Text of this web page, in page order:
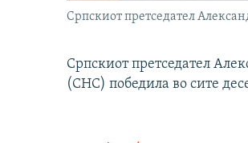
Српскиот претседател
Српскиот претседател
(СНС) победила во сите